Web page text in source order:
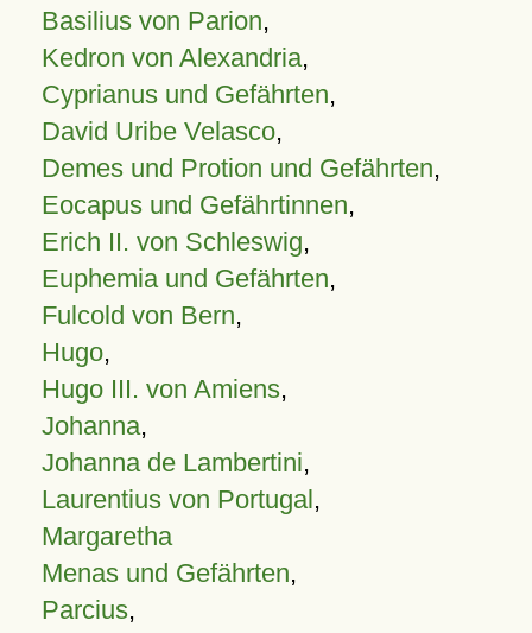
Basilius von Parion,
Kedron von Alexandria,
Cyprianus und Gefährten,
David Uribe Velasco,
Demes und Protion und Gefährten,
Eocapus und Gefährtinnen,
Erich II. von Schleswig,
Euphemia und Gefährten,
Fulcold von Bern,
Hugo,
Hugo III. von Amiens,
Johanna,
Johanna de Lambertini,
Laurentius von Portugal,
Margaretha
Menas und Gefährten,
Parcius,